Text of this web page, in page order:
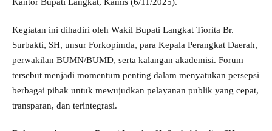
Kegiatan ini dihadiri oleh Wakil Bupati Langkat Tiorita Br.
Surbakti, SH, unsur Forkopimda, para Kepala Perangkat Daerah,
perwakilan BUMN/BUMD, serta kalangan akademisi. Forum
tersebut menjadi momentum penting dalam menyatukan persepsi
berbagai pihak untuk mewujudkan pelayanan publik yang cepat,
transparan, dan terintegrasi.